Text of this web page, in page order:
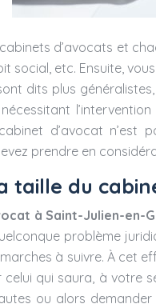
d’avocats et
social, etc. Ensuite,
dits plus
d’avocat
prendre en
taille du
à Saint-Julien-en-
problème
à suivre. À cet
qui saura, à votre
ou alors